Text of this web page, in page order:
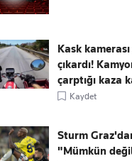
Kask
çıkardı!
çarptığı kaza
Kaydet
Sturm
"Mümkün